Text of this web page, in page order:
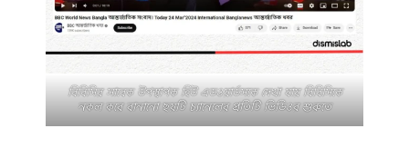
বিবিসির সাবেক উপস্থাপক হিউ এডওয়ার্ডসকে দেখা যায় বিবিসিকে
নকল করে বানানো ছয়টি চ্যানেলের প্রতিটি ভিডিওর শুরুতে